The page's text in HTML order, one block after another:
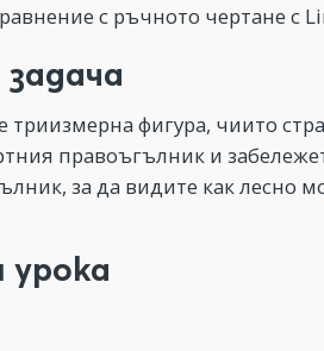
с ръчното чертане с
триизмерна фигура, чиито
правоъгълник и
за да видите как лесно
урока